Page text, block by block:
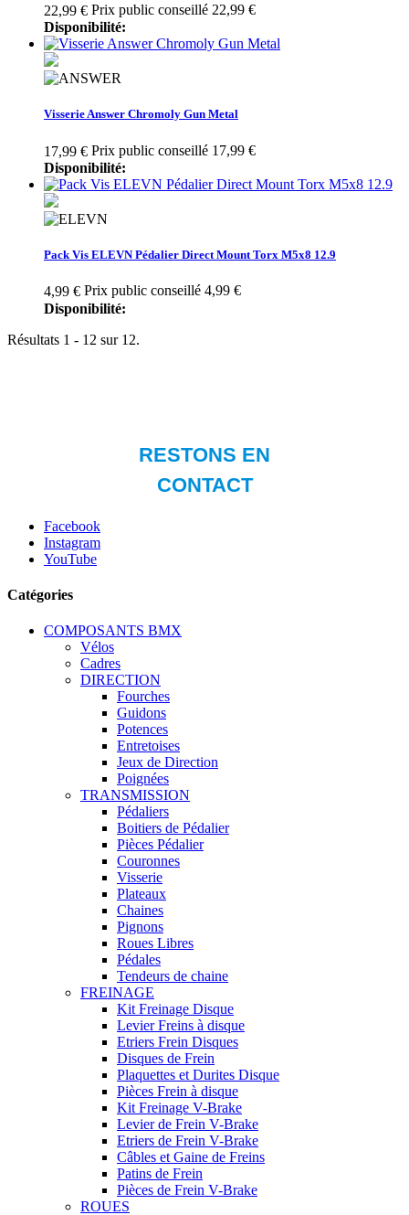
22,99 € Prix public conseillé 22,99 €
Disponibilité:
Visserie Answer Chromoly Gun Metal
17,99 € Prix public conseillé 17,99 €
Disponibilité:
Pack Vis ELEVN Pédalier Direct Mount Torx M5x8 12.9
4,99 € Prix public conseillé 4,99 €
Disponibilité:
Résultats 1 - 12 sur 12.
Facebook
Instagram
YouTube
Catégories
COMPOSANTS BMX
Vélos
Cadres
DIRECTION
Fourches
Guidons
Potences
Entretoises
Jeux de Direction
Poignées
TRANSMISSION
Pédaliers
Boitiers de Pédalier
Pièces Pédalier
Couronnes
Visserie
Plateaux
Chaines
Pignons
Roues Libres
Pédales
Tendeurs de chaine
FREINAGE
Kit Freinage Disque
Levier Freins à disque
Etriers Frein Disques
Disques de Frein
Plaquettes et Durites Disque
Pièces Frein à disque
Kit Freinage V-Brake
Levier de Frein V-Brake
Etriers de Frein V-Brake
Câbles et Gaine de Freins
Patins de Frein
Pièces de Frein V-Brake
ROUES